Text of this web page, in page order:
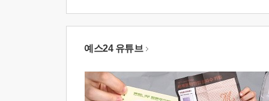
예스24 유튜브